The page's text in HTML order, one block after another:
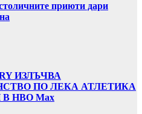
приюти дари
ИЗЛЪЧВА
ПО ЛЕКА АТЛЕТИКА
НВО Мах